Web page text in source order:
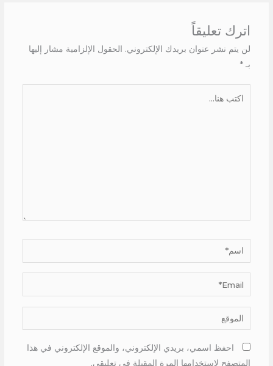
اترك تعليقاً
لن يتم نشر عنوان بريدك الإلكتروني. الحقول الإلزامية مشار إليها
بـ *
اسم*
Email*
الموقع
احفظ اسمي، بريدي الإلكتروني، والموقع الإلكتروني في هذا
المتصفح لاستخدامها المرة المقبلة في تعليقي.